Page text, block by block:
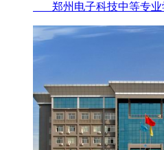
郑州电子科技中等专业